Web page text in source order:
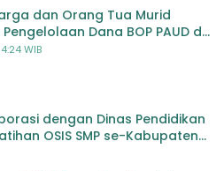
dan Orang Tua Murid
Dana BOP PAUD di
Selatan
WIB
dengan Dinas Pendidikan
OSIS SMP se-Kabupaten